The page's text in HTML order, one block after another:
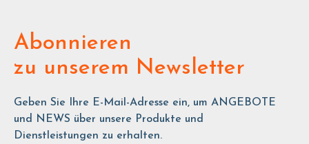
Abonnieren
zu unserem Newsletter
Geben Sie Ihre E-Mail-Adresse ein, um ANGEBOTE
und NEWS über unsere Produkte und
Dienstleistungen zu erhalten.